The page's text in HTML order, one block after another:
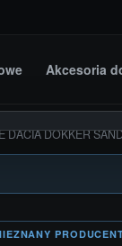
Akcesoria
DACIA DOKKER